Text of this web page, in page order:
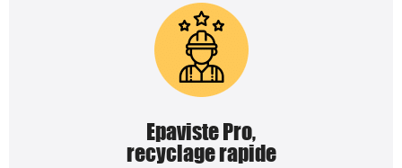
Epaviste Pro,
recyclage rapide